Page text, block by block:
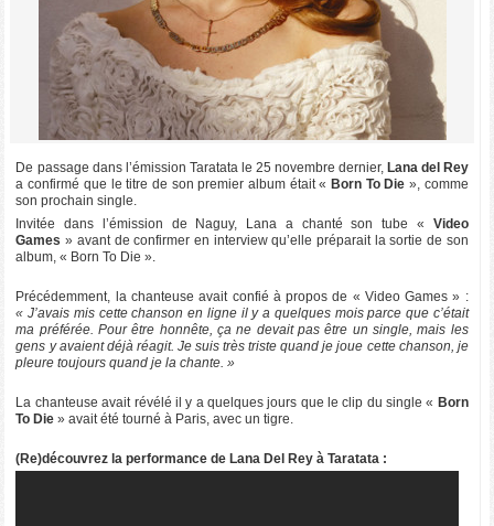
De passage dans l’émission Taratata le 25 novembre dernier, Lana del Rey
a confirmé que le titre de son premier album était « Born To Die », comme
son prochain single.
Invitée dans l’émission de Naguy, Lana a chanté son tube « Video
Games » avant de confirmer en interview qu’elle préparait la sortie de son
album, « Born To Die ».
Précédemment, la chanteuse avait confié à propos de « Video Games » :
« J’avais mis cette chanson en ligne il y a quelques mois parce que c’était
ma préférée. Pour être honnête, ça ne devait pas être un single, mais les
gens y avaient déjà réagit. Je suis très triste quand je joue cette chanson, je
pleure toujours quand je la chante. »
La chanteuse avait révélé il y a quelques jours que le clip du single « Born
To Die » avait été tourné à Paris, avec un tigre.
(Re)découvrez la performance de Lana Del Rey à Taratata :